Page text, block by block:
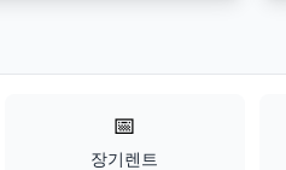
📅
장기렌트